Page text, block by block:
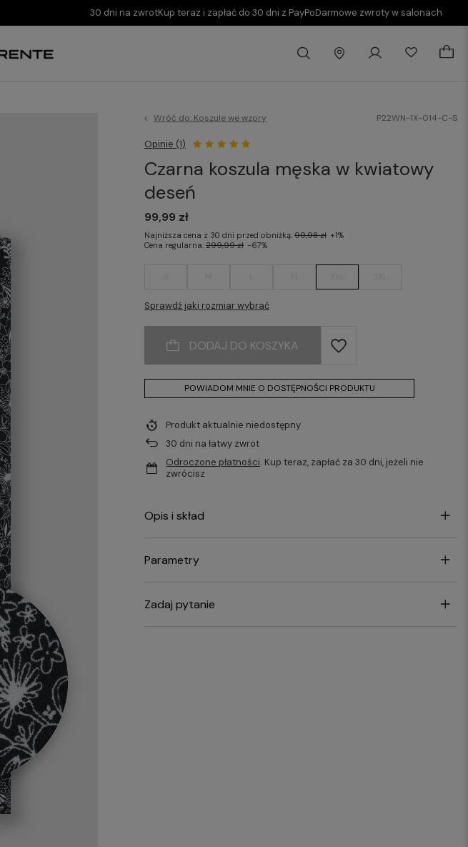
30 dni na zwrotKup teraz i zapłać do 30 dni z PayPoDarmowe zwroty w salonach
Wróć do: Koszule we wzory P22WN-1X-014-C-S
Opinie (1)
Czarna koszula męska w kwiatowy
deseń
Sprawdź jaki rozmiar wybrać
99,99 zł
Najniższa cena z 30 dni przed obniżką:99,98 zł +1%
Cena regularna:299,99 zł -67%
DODAJ DO KOSZYKA
POWIADOM MNIE O DOSTĘPNOŚCI PRODUKTU
Produkt aktualnie niedostępny
30 dni na łatwy zwrot
Odroczone płatności. Kup teraz, zapłać za 30 dni, jeżeli nie
zwrócisz
Opis i skład
Parametry
Zadaj pytanie